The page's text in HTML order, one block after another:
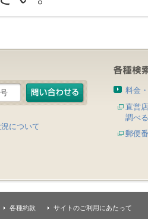
について
料金
直営
調べる
郵便
各種約款 サイトのご利用にあたって